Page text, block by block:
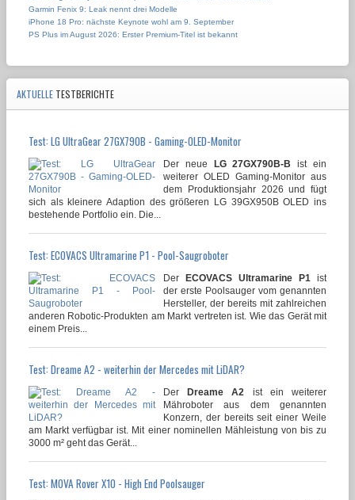
Garmin Fenix 9: Leak nennt drei Modelle
iPhone 18 Pro: nächste Keynote wohl am 9. September
PS Plus im August 2026: Erster Premium-Titel ist bekannt
AKTUELLE TESTBERICHTE
Test: LG UltraGear 27GX790B - Gaming-OLED-Monitor
Der neue LG 27GX790B-B
ist ein
weiterer OLED Gaming-Monitor aus
dem Produktionsjahr 2026 und fügt
sich als kleinere Adaption des größeren LG 39GX950B OLED ins
bestehende Portfolio ein. Die...
Test: ECOVACS Ultramarine P1 - Pool-Saugroboter
Der ECOVACS Ultramarine P1 ist
der erste Poolsauger vom genannten
Hersteller, der bereits mit zahlreichen
anderen Robotic-Produkten am Markt vertreten ist. Wie das Gerät mit
einem Preis...
Test: Dreame A2 - weiterhin der Mercedes mit LiDAR?
Der Dreame A2 ist ein weiterer
Mähroboter aus dem genannten
Konzern, der bereits seit einer Weile
am Markt verfügbar ist. Mit einer nominellen Mähleistung von bis zu
3000 m² geht das Gerät...
Test: MOVA Rover X10 - High End Poolsauger